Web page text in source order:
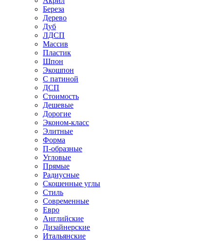
Береза
Дерево
Дуб
ЛДСП
Массив
Пластик
Шпон
Экошпон
С патиной
ДСП
Стоимость
Дешевые
Дорогие
Эконом-класс
Элитные
Форма
П-образные
Угловые
Прямые
Радиусные
Скошенные углы
Стиль
Современные
Евро
Английские
Дизайнерские
Итальянские